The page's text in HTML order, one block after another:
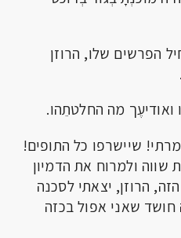
הפרשים שלו, הרוזן
מה החלטתֵהו.
שיישרפו כל התופים!
שווה ולמרוח את הדמיון
הרוזן, יצאתי לסכנה
שאני אפול בכזה